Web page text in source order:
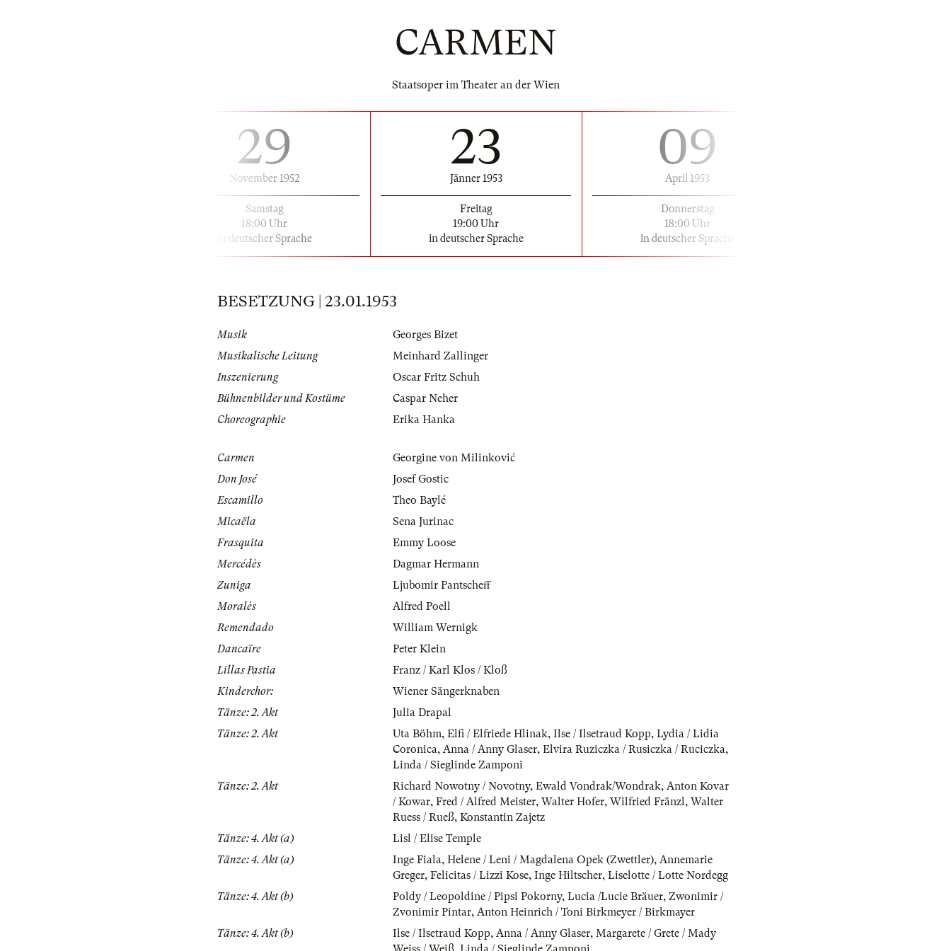
CARMEN
Staatsoper im Theater an der Wien
29
November 1952
Samstag
18:00 Uhr
in deutscher Sprache
23
Jänner 1953
Freitag
19:00 Uhr
in deutscher Sprache
09
April 1953
Donnerstag
18:00 Uhr
in deutscher Sprache
BESETZUNG | 23.01.1953
Musik
Georges Bizet
Musikalische Leitung
Meinhard Zallinger
Inszenierung
Oscar Fritz Schuh
Bühnenbilder und Kostüme
Caspar Neher
Choreographie
Erika Hanka
Carmen
Georgine von Milinković
Don José
Josef Gostic
Escamillo
Theo Baylé
Micaëla
Sena Jurinac
Frasquita
Emmy Loose
Mercédès
Dagmar Hermann
Zuniga
Ljubomir Pantscheff
Moralès
Alfred Poell
Remendado
William Wernigk
Dancaïre
Peter Klein
Lillas Pastia
Franz / Karl Klos / Kloß
Kinderchor:
Wiener Sängerknaben
Tänze: 2. Akt
Julia Drapal
Tänze: 2. Akt
Uta Böhm, Elfi / Elfriede Hlinak, Ilse / Ilsetraud Kopp, Lydia / Lidia
Coronica, Anna / Anny Glaser, Elvira Ruziczka / Rusiczka / Ruciczka,
Linda / Sieglinde Zamponi
Tänze: 2. Akt
Richard Nowotny / Novotny, Ewald Vondrak/Wondrak, Anton Kovar
/ Kowar, Fred / Alfred Meister, Walter Hofer, Wilfried Fränzl, Walter
Ruess / Rueß, Konstantin Zajetz
Tänze: 4. Akt (a)
Lisl / Elise Temple
Tänze: 4. Akt (a)
Inge Fiala, Helene / Leni / Magdalena Opek (Zwettler), Annemarie
Greger, Felicitas / Lizzi Kose, Inge Hiltscher, Liselotte / Lotte Nordegg
Tänze: 4. Akt (b)
Poldy / Leopoldine / Pipsi Pokorny, Lucia /Lucie Bräuer, Zwonimir /
Zvonimir Pintar, Anton Heinrich / Toni Birkmeyer / Birkmayer
Tänze: 4. Akt (b)
Ilse / Ilsetraud Kopp, Anna / Anny Glaser, Margarete / Grete / Mady